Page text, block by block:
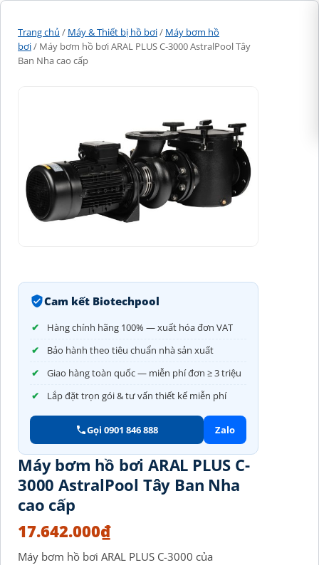
Trang chủ / Máy & Thiết bị hồ bơi/ Máy bơm hồ
bơi/ Máy bơm hồ bơi ARAL PLUS C-3000 AstralPool Tây
Ban Nha cao cấp
Cam kết Biotechpool
Hàng chính hãng 100% — xuất hóa đơn VAT
Bảo hành theo tiêu chuẩn nhà sản xuất
Giao hàng toàn quốc — miễn phí đơn ≥ 3 triệu
Lắp đặt trọn gói & tư vấn thiết kế miễn phí
Gọi 0901 846 888 Zalo
Máy bơm hồ bơi ARAL PLUS C-
3000 AstralPool Tây Ban Nha
cao cấp
17.642.000₫
Máy bơm hồ bơi ARAL PLUS C-3000 của